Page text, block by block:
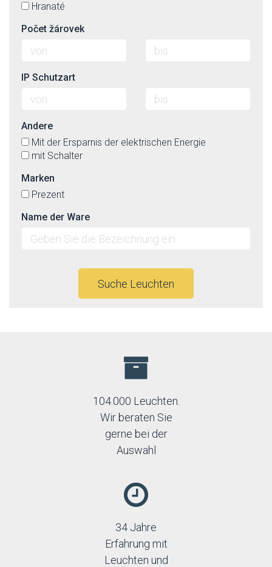
Hranaté
Počet žárovek
IP Schutzart
Andere
Mit der Ersparnis der elektrischen Energie
mit Schalter
Marken
Prezent
Name der Ware
Suche Leuchten
104.000 Leuchten.
Wir beraten Sie
gerne bei der
Auswahl
34 Jahre
Erfahrung mit
Leuchten und